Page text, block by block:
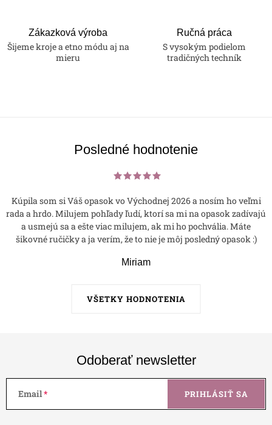
Zákazková výroba
Šijeme kroje a etno módu aj na
mieru
Ručná práca
S vysokým podielom
tradičných techník
Posledné hodnotenie
VŠETKY HODNOTENIA
Kúpila som si Váš opasok vo Východnej 2026 a nosím ho veľmi
rada a hrdo. Milujem pohľady ľudí, ktorí sa mi na opasok zadívajú
a usmejú sa a ešte viac milujem, ak mi ho pochvália. Máte
šikovné ručičky a ja verím, že to nie je môj posledný opasok :)
Miriam
Odoberať newsletter
Email PRIHLÁSIŤ SA